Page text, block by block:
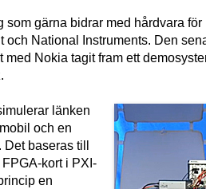
som gärna bidrar med hårdvara
och National Instruments. Den
med Nokia tagit fram ett
länken
och en
baseras till
kort i PXI-
en